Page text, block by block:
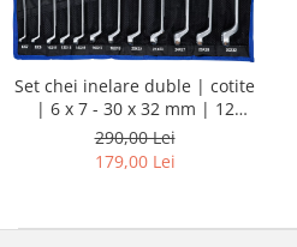
Set chei inelare duble | cotite
| 6 x 7 - 30 x 32 mm | 12
piese
290,00 Lei
179,00 Lei